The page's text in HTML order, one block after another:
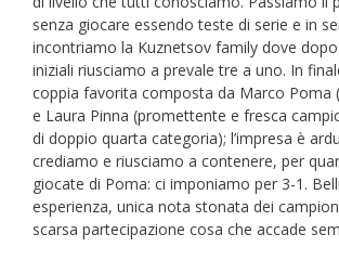
senza giocare essendo teste di serie e in
incontriamo la Kuznetsov family dove
iniziali riusciamo a prevale tre a uno. In
coppia favorita composta da Marco Poma
e Laura Pinna (promettente e fresca
di doppio quarta categoria); l’impresa è
crediamo e riusciamo a contenere, per
giocate di Poma: ci imponiamo per 3-1.
esperienza, unica nota stonata dei
scarsa partecipazione cosa che accade